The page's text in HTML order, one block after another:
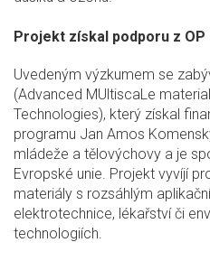
Projekt získal podporu z OP
Uvedeným výzkumem se
(Advanced MUltiscaLe
Technologies), který získal
programu Jan Amos
mládeže a tělovýchovy a je
Evropské unie. Projekt vyvíjí
materiály s rozsáhlým
elektrotechnice, lékařství či
technologiích.